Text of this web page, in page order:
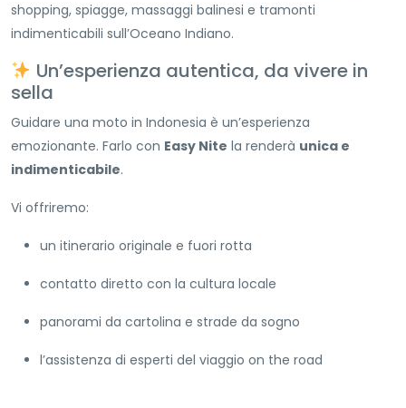
shopping, spiagge, massaggi balinesi e tramonti
indimenticabili sull’Oceano Indiano.
Un’esperienza autentica, da vivere in
sella
Guidare una moto in Indonesia è un’esperienza
emozionante. Farlo con Easy Nite la renderà unica e
indimenticabile.
Vi offriremo:
un itinerario originale e fuori rotta
contatto diretto con la cultura locale
panorami da cartolina e strade da sogno
l’assistenza di esperti del viaggio on the road